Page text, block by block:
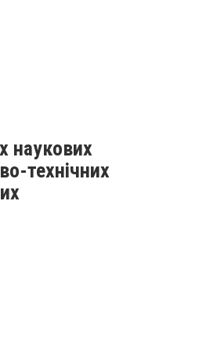
наукових
технічних